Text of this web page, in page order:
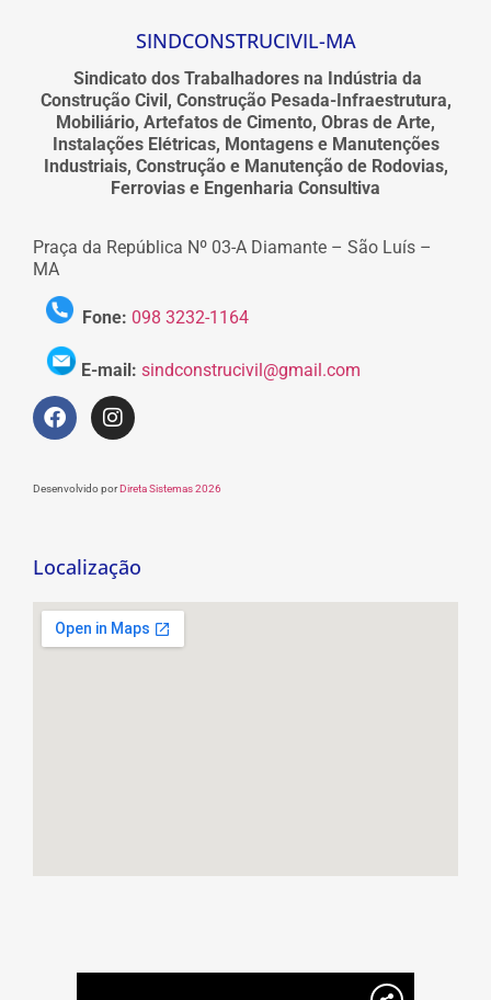
SINDCONSTRUCIVIL-MA
Sindicato dos Trabalhadores na Indústria da
Construção Civil, Construção Pesada-Infraestrutura,
Mobiliário, Artefatos de Cimento, Obras de Arte,
Instalações Elétricas, Montagens e Manutenções
Industriais, Construção e Manutenção de Rodovias,
Ferrovias e Engenharia Consultiva
Praça da República Nº 03-A Diamante – São Luís –
MA
Fone: 098 3232-1164
E-mail: sindconstrucivil@gmail.com
Desenvolvido porDireta Sistemas 2026
Localização